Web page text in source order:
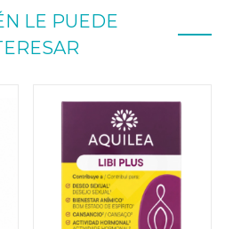
LE PUEDE